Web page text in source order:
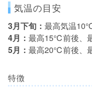
気温の目安
3月下旬： 最高気温
4月： 最高15℃前後
5月： 最高20℃前後
特徴